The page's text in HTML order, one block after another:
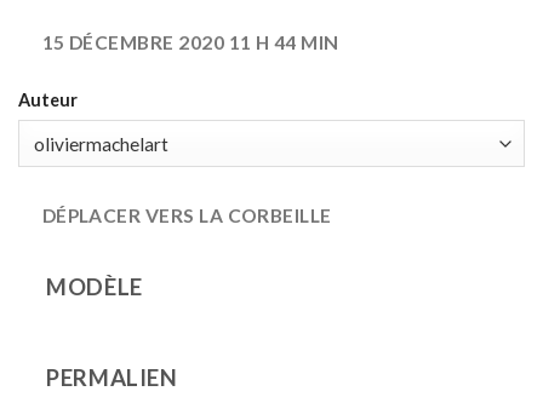
15 DÉCEMBRE 2020 11 H 44 MIN
Auteur
DÉPLACER VERS LA CORBEILLE
MODÈLE
PERMALIEN